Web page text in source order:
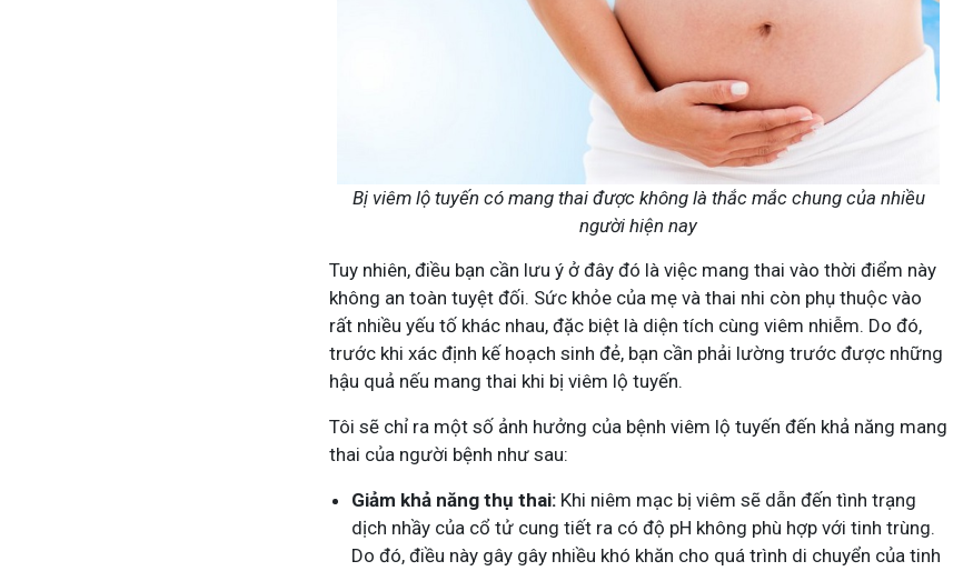
Bị viêm lộ tuyến có mang thai được không là thắc mắc chung của nhiều
người hiện nay
Tuy nhiên, điều bạn cần lưu ý ở đây đó là việc mang thai vào thời điểm này
không an toàn tuyệt đối. Sức khỏe của mẹ và thai nhi còn phụ thuộc vào
rất nhiều yếu tố khác nhau, đặc biệt là diện tích cùng viêm nhiễm. Do đó,
trước khi xác định kế hoạch sinh đẻ, bạn cần phải lường trước được những
hậu quả nếu mang thai khi bị viêm lộ tuyến.
Tôi sẽ chỉ ra một số ảnh hưởng của bệnh viêm lộ tuyến đến khả năng mang
thai của người bệnh như sau:
Giảm khả năng thụ thai: Khi niêm mạc bị viêm sẽ dẫn đến tình trạng
dịch nhầy của cổ tử cung tiết ra có độ pH không phù hợp với tinh trùng.
Do đó, điều này gây gây nhiều khó khăn cho quá trình di chuyển của tinh
Tham gia nhóm Tham gia nhóm